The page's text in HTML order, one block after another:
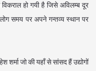
हो गयी है जिसे अविलम्ब दूर
समय पर अपने गन्तव्य स्थान पर
शर्मा जो की यहाँ से सांसद हैं उद्योगों